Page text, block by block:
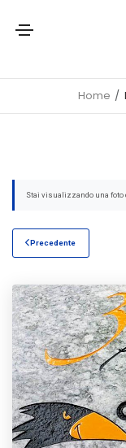
Home
Stai visualizzando una
Precedente